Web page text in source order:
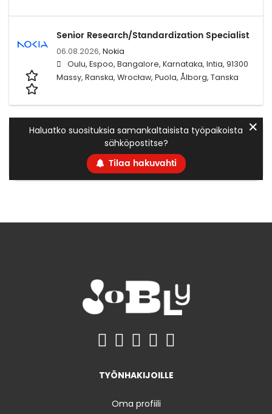
Senior Research/Standardization Specialist
06.08.2026, Nokia
Oulu, Espoo, Bangalore, Karnataka, Intia, 91300
Massy, Ranska, Wrocław, Puola, Ålborg, Tanska
Haluatko suosituksia samankaltaisista työpaikoista
sähköpostitse?
Tilaa hakuvahti
✕
TYÖNHAKIJOILLE
Oma profiili